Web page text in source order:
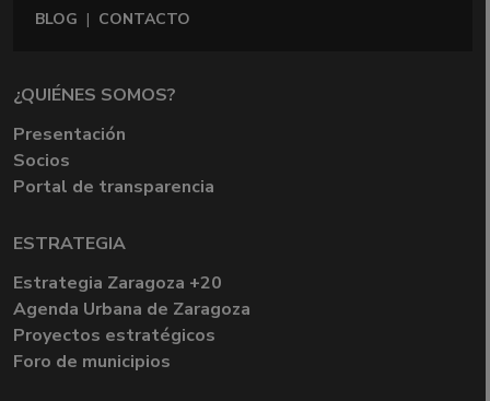
BLOG | CONTACTO
¿QUIÉNES SOMOS?
Presentación
Socios
Portal de transparencia
ESTRATEGIA
Estrategia Zaragoza +20
Agenda Urbana de Zaragoza
Proyectos estratégicos
Foro de municipios